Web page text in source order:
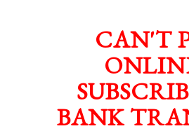
CAN'T
BANK